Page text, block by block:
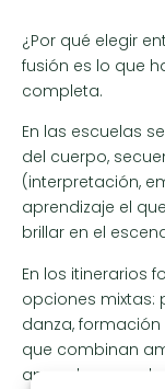
¿Por qué elegir
fusión es lo que
completa.
En las escuelas
del cuerpo,
(interpretación,
aprendizaje el
brillar en el
En los itinerarios
opciones
danza,
que combinan
aprenden no solo